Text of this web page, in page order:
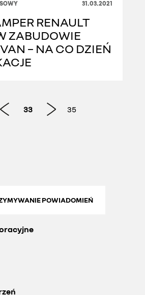
31.03.2021
RENAULT
ZABUDOWIE
– NA CO DZIEŃ
33 35
POWIADOMIEŃ